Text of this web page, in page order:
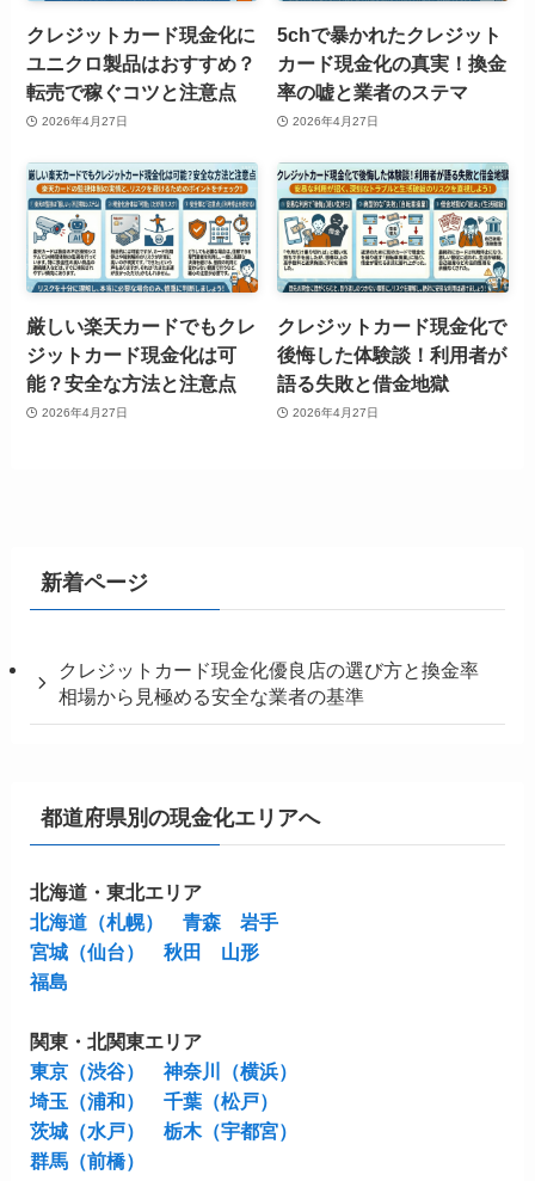
クレジットカード現金化に
ユニクロ製品はおすすめ？
転売で稼ぐコツと注意点
2026年4月27日
5chで暴かれたクレジット
カード現金化の真実！換金
率の嘘と業者のステマ
2026年4月27日
厳しい楽天カードでもクレ
ジットカード現金化は可
能？安全な方法と注意点
2026年4月27日
クレジットカード現金化で
後悔した体験談！利用者が
語る失敗と借金地獄
2026年4月27日
新着ページ
クレジットカード現金化優良店の選び方と換金率
相場から見極める安全な業者の基準
都道府県別の現金化エリアへ
北海道・東北エリア
北海道（札幌）
青森
岩手
宮城（仙台）
秋田
山形
福島
関東・北関東エリア
東京（渋谷）
神奈川（横浜）
埼玉（浦和）
千葉（松戸）
茨城（水戸）
栃木（宇都宮）
群馬（前橋）